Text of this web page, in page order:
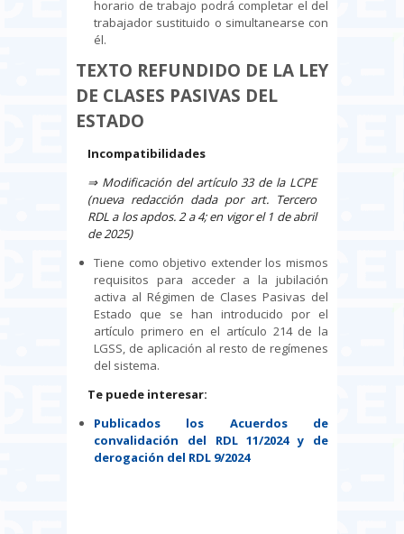
horario de trabajo podrá completar el del
trabajador sustituido o simultanearse con
él.
TEXTO REFUNDIDO DE LA LEY
DE CLASES PASIVAS DEL
ESTADO
Incompatibilidades
⇒Modificación del artículo 33 de la LCPE
(nueva redacción dada por art. Tercero
RDL a los apdos. 2 a 4; en vigor el 1 de abril
de 2025)
Tiene como objetivo extender los mismos
requisitos para acceder a la jubilación
activa al Régimen de Clases Pasivas del
Estado que se han introducido por el
artículo primero en el artículo 214 de la
LGSS, de aplicación al resto de regímenes
del sistema.
Te puede interesar:
Publicados los Acuerdos de
convalidación del RDL 11/2024 y de
derogación del RDL 9/2024